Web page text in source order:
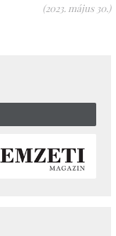
(2023. május 30.)